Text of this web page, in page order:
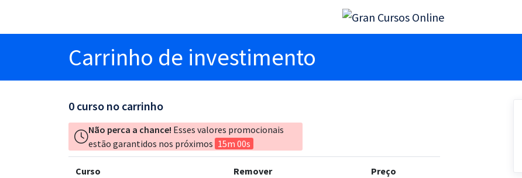
Carrinho de investimento
0 curso no carrinho
Não perca a chance! Esses valores promocionais
estão garantidos nos próximos 15m 00s
Curso Remover Preço